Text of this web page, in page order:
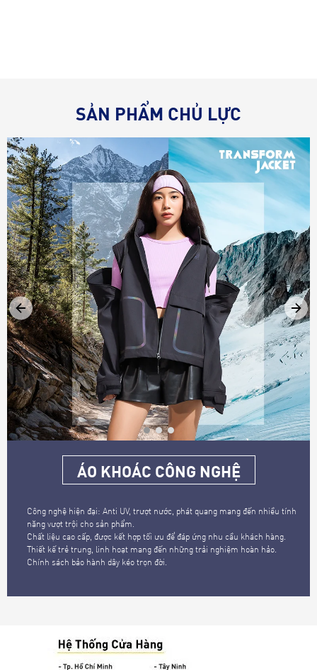
SẢN PHẨM CHỦ LỰC
ÁO KHOÁC CÔNG NGHỆ
Công nghệ hiện đại: Anti UV, trượt nước, phát quang mang đến nhiều tính
năng vượt trội cho sản phẩm.
Chất liệu cao cấp, được kết hợp tối ưu để đáp ứng nhu cầu khách hàng.
Thiết kế trẻ trung, linh hoạt mang đến những trải nghiệm hoàn hảo.
Chính sách bảo hành dây kéo trọn đời.